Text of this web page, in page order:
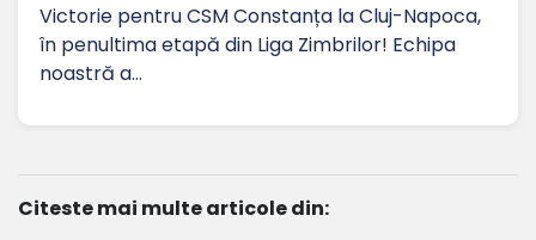
Victorie pentru CSM Constanța la Cluj-Napoca,
în penultima etapă din Liga Zimbrilor! Echipa
noastră a…
Citeste mai multe articole din: